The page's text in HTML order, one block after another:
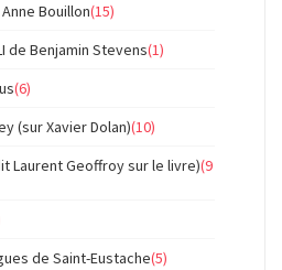
Bouillon(15)
de Benjamin Stevens(1)
(6)
(sur Xavier Dolan)(10)
Laurent Geoffroy sur le livre)(9
de Saint-Eustache(5)